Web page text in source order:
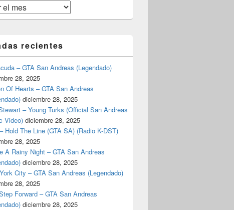
recientes
– GTA San Andreas (Legendado)
28, 2025
Of Hearts – GTA San Andreas
diciembre 28, 2025
– Young Turks (Official San Andreas
Video) diciembre 28, 2025
Hold The Line (GTA SA) (Radio K-DST)
28, 2025
A Rainy Night – GTA San Andreas
diciembre 28, 2025
City – GTA San Andreas (Legendado)
28, 2025
Forward – GTA San Andreas
diciembre 28, 2025